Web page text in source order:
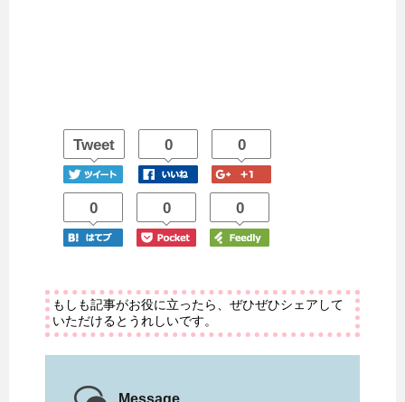
Tweet 0 0
0 0 0
もしも記事がお役に立ったら、ぜひぜひシェアして
いただけるとうれしいです。